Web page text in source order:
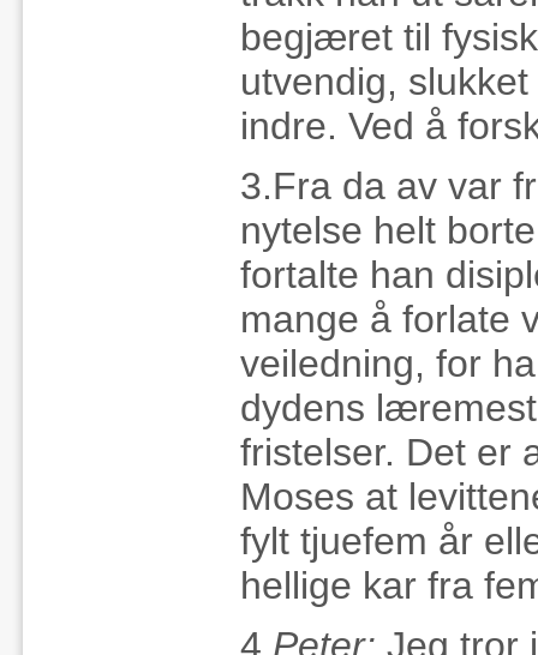
begjæret til
utvendig,
indre. Ved å
3.Fra da av var
nytelse helt
fortalte han
mange å forlate
veiledning, for
dydens
fristelser. Det er
Moses at
fylt tjuefem år
hellige kar fra
4. Peter: Jeg tror